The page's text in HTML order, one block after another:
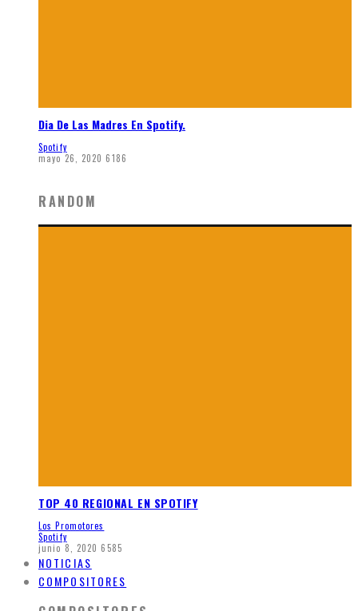
Dia De Las Madres En Spotify.
Spotify
mayo 26, 2020 6186
RANDOM
TOP 40 REGIONAL EN SPOTIFY
Los Promotores
Spotify
junio 8, 2020 6585
NOTICIAS
COMPOSITORES